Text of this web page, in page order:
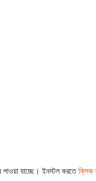
যাচ্ছে। ইনস্টল করতেক্লিক